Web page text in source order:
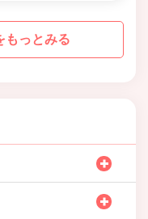
もっとみる